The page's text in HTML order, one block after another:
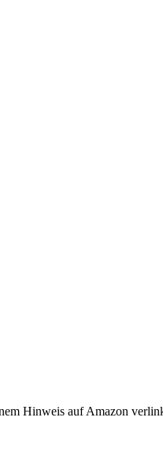
Hinweis auf Amazon